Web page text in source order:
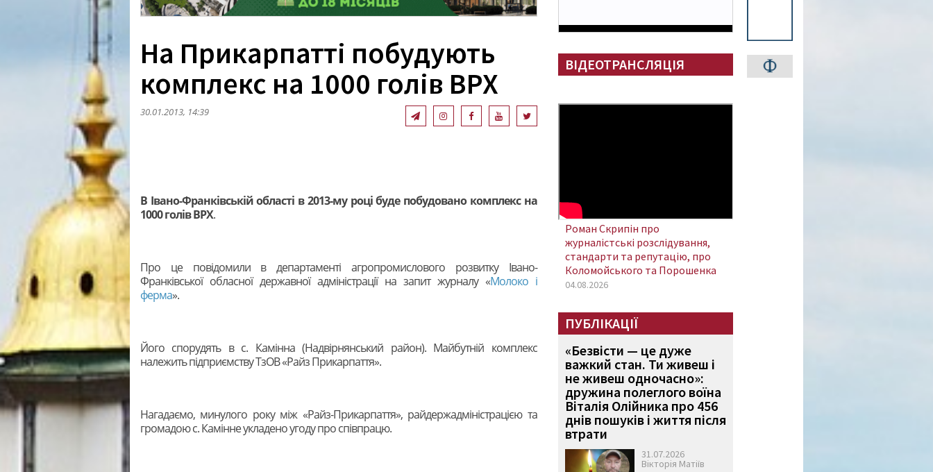
На Прикарпатті побудують
комплекс на 1000 голів ВРХ
30.01.2013, 14:39
В Івано-Франківській області в 2013-му році буде побудовано комплекс на
1000 голів ВРХ.
Про це повідомили в департаменті агропромислового розвитку Івано-
Франківської обласної державної адміністрації на запит журналу «Молоко і
ферма».
Його спорудять в с. Камінна (Надвірнянський район). Майбутній комплекс
належить підприємству ТзОВ «Райз Прикарпаття».
Нагадаємо, минулого року між «Райз-Прикарпаття», райдержадміністрацією та
громадою с. Камінне укладено угоду про співпрацю.
ВІДЕОТРАНСЛЯЦІЯ
Роман Скрипін про
журналістські розслідування,
стандарти та репутацію, про
Коломойського та Порошенка
04.08.2026
ПУБЛІКАЦІЇ
«Безвісти — це дуже
важкий стан. Ти живеш і
не живеш одночасно»:
дружина полеглого воїна
Віталія Олійника про 456
днів пошуків і життя після
втрати
31.07.2026
Вікторія Матіїв